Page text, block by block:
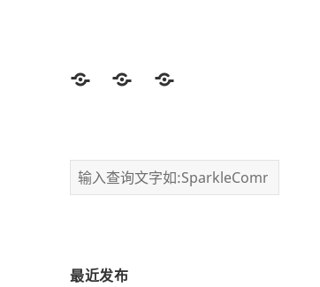
TwitterFacebookGoogle
最近发布